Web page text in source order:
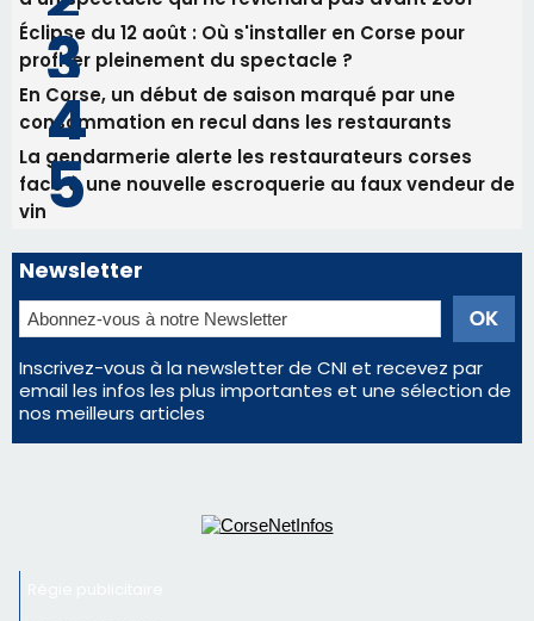
Éclipse du 12 août : Où s'installer en Corse pour
profiter pleinement du spectacle ?
En Corse, un début de saison marqué par une
consommation en recul dans les restaurants
La gendarmerie alerte les restaurateurs corses
face à une nouvelle escroquerie au faux vendeur de
vin
Newsletter
Inscrivez-vous à la newsletter de CNI et recevez par
email les infos les plus importantes et une sélection de
nos meilleurs articles